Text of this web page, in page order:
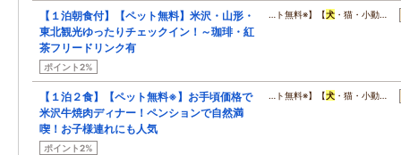
【１泊朝食付】【ペット無料】米沢・山形・
東北観光ゆったりチェックイン！～珈琲・紅
茶フリードリンク有
ポイント2%
…ト無料※】【犬 ・猫・小動…
【１泊２食】【ペット無料※】お手頃価格で
米沢牛焼肉ディナー！ペンションで自然満
喫！お子様連れにも人気
ポイント2%
…ト無料※】【犬 ・猫・小動…